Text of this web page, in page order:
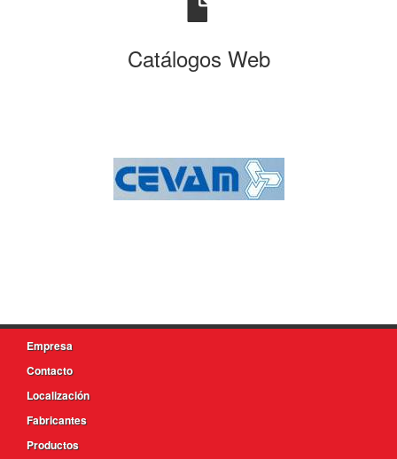
Catálogos Web
Empresa
Contacto
Localización
Fabricantes
Productos